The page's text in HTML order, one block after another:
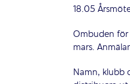
18.05
Ombuden för
mars.
Namn, klubb